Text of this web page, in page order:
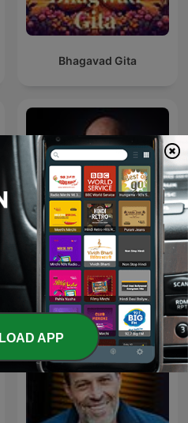
Bhagavad Gita
The Robin Sharma
Mastery Sessions
APP